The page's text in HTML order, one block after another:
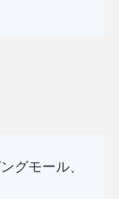
グモール、